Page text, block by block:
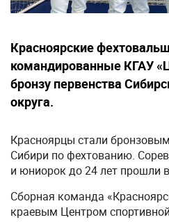
Красноярские
командированные КГАУ
бронзу первенства
округа.
Красноярцы стали
Сибири по фехтованию.
и юниорок до 24 лет прошли
Сборная команда
краевым Центром